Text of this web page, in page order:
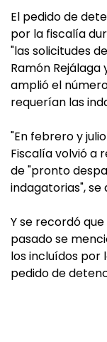
El pedido de
por la fiscalía
"las solicitudes
Ramón
amplió el
requerían las
"En febrero y
Fiscalía volvió a
de "pronto
indagatorias", se
Y se recordó
pasado se
los incluídos por
pedido de